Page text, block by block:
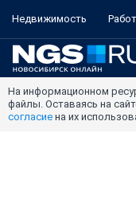
Недвижимость
На информационном
файлы. Оставаясь на
согласие на их